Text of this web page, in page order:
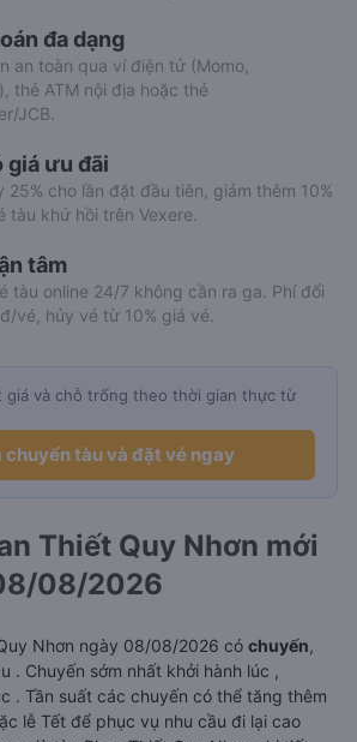
đa dạng
an toàn qua ví điện tử (Momo,
thẻ ATM nội địa hoặc thẻ
JCB.
giá ưu đãi
25% cho lần đặt đầu tiên, giảm thêm 10%
tàu khứ hồi trên Vexere.
tâm
tàu online 24/7 không cần ra ga. Phí đổi
vé, hủy vé từ 10% giá vé.
giá và chỗ trống theo thời gian thực từ
chuyến tàu và đặt vé ngay
Thiết Quy Nhơn mới
08/2026
Nhơn ngày 08/08/2026 có chuyến,
. Chuyến sớm nhất khởi hành lúc ,
. Tần suất các chuyến có thể tăng thêm
lễ Tết để phục vụ nhu cầu đi lại cao